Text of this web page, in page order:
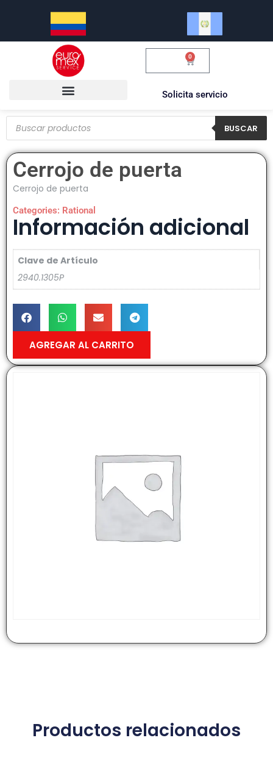
0
Solicita servicio
BUSCAR
Cerrojo de puerta
Cerrojo de puerta
Categories: Rational
Información adicional
Clave de Artículo
2940.1305P
AGREGAR AL CARRITO
Productos relacionados